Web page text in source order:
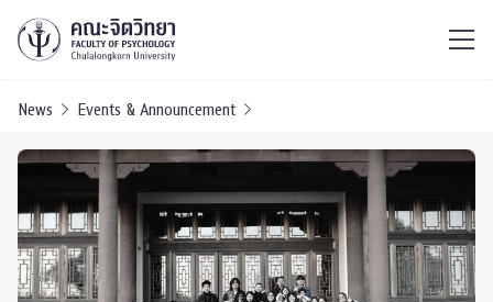
News Events & Announcement